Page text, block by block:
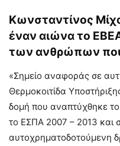
Κωνσταντίνος
έναν αιώνα το
των ανθρώπων
«Σημείο αναφοράς σε
Θερμοκοιτίδα
δομή που αναπτύχθηκε
το ΕΣΠΑ 2007 – 2013 και
αυτοχρηματοδοτούμενη